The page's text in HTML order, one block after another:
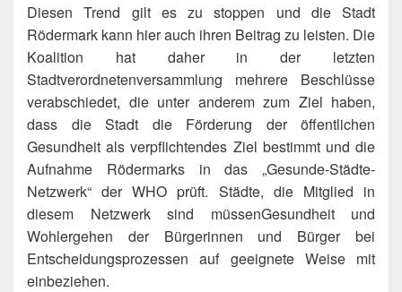
Diesen Trend gilt es zu stoppen und die Stadt
Rödermark kann hier auch ihren Beitrag zu leisten. Die
Koalition hat daher in der letzten
Stadtverordnetenversammlung mehrere Beschlüsse
verabschiedet, die unter anderem zum Ziel haben,
dass die Stadt die Förderung der öffentlichen
Gesundheit als verpflichtendes Ziel bestimmt und die
Aufnahme Rödermarks in das „Gesunde-Städte-
Netzwerk“ der WHO prüft. Städte, die Mitglied in
diesem Netzwerk sind müssenGesundheit und
Wohlergehen der Bürgerinnen und Bürger bei
Entscheidungsprozessen auf geeignete Weise mit
einbeziehen.